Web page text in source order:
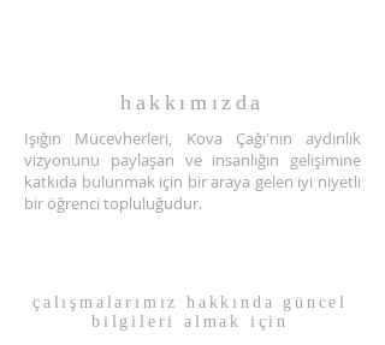
hakkımızda
Işığın Mücevherleri, Kova Çağı'nın aydınlık
vizyonunu paylaşan ve insanlığın gelişimine
katkıda bulunmak için bir araya gelen iyi niyetli
bir öğrenci topluluğudur.
çalışmalarımız hakkında güncel
bilgileri almak için